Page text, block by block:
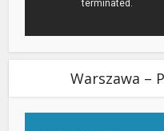
Warszawa –